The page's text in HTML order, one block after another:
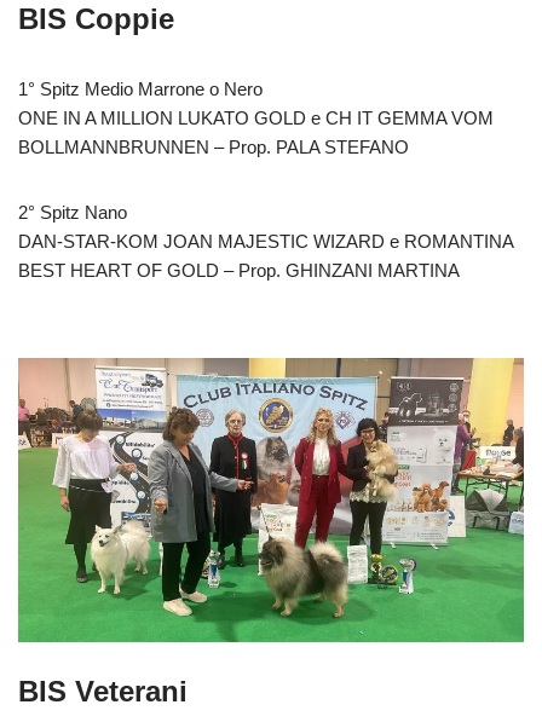
BIS Coppie
1° Spitz Medio Marrone o Nero
ONE IN A MILLION LUKATO GOLD e CH IT GEMMA VOM
BOLLMANNBRUNNEN – Prop. PALA STEFANO
2° Spitz Nano
DAN-STAR-KOM JOAN MAJESTIC WIZARD e ROMANTINA
BEST HEART OF GOLD – Prop. GHINZANI MARTINA
BIS Veterani